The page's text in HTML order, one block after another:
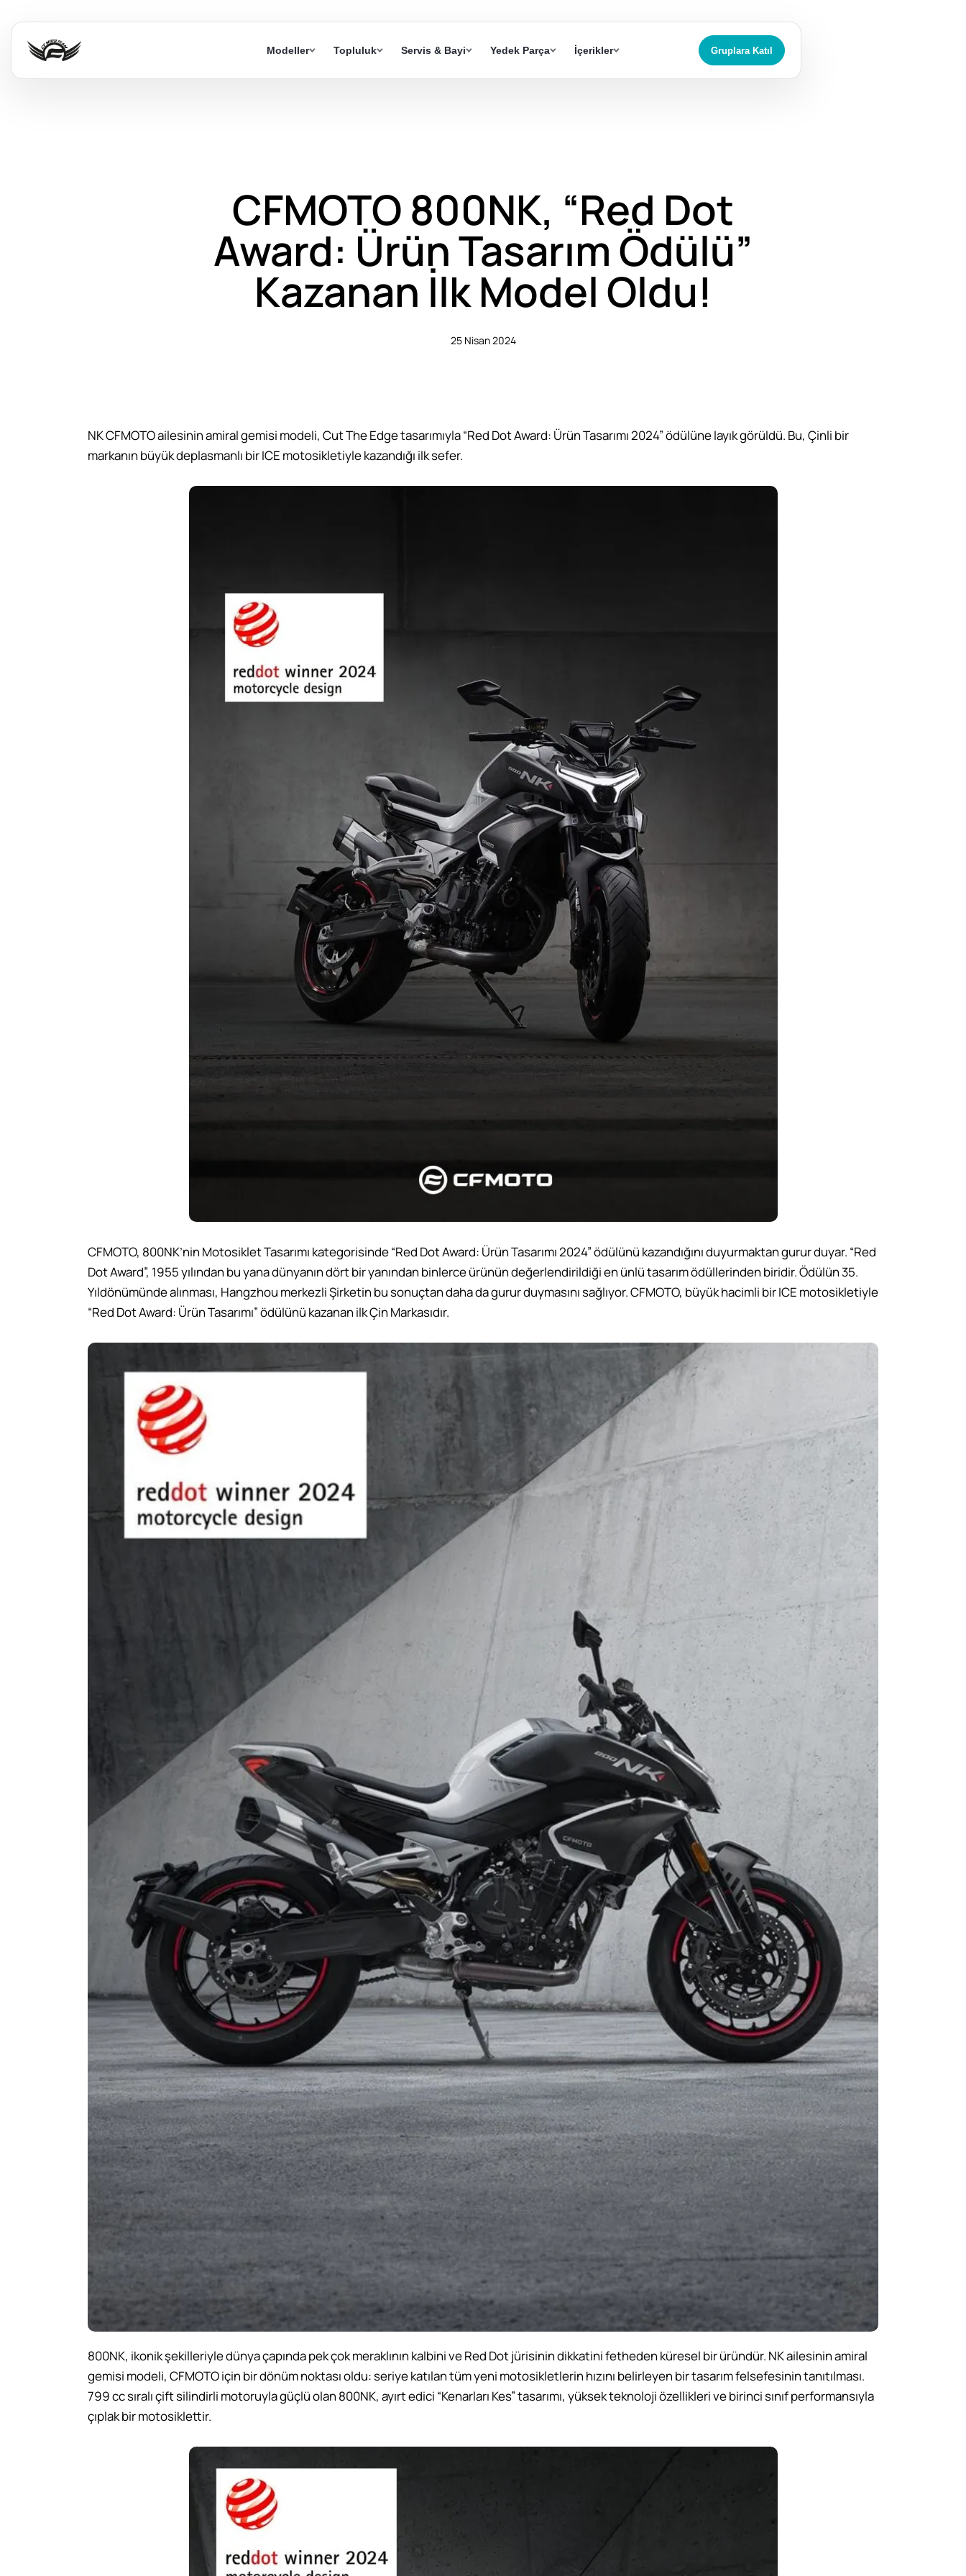
Modeller Topluluk Servis & Bayi Yedek Parça İçerikler Gruplara Katıl
CFMOTO 800NK, “Red Dot
Award: Ürün Tasarım Ödülü”
Kazanan İlk Model Oldu!
25 Nisan 2024
NK CFMOTO ailesinin amiral gemisi modeli, Cut The Edge tasarımıyla “Red Dot Award: Ürün Tasarımı 2024” ödülüne layık görüldü. Bu, Çinli bir
markanın büyük deplasmanlı bir ICE motosikletiyle kazandığı ilk sefer.
CFMOTO, 800NK’nin Motosiklet Tasarımı kategorisinde “Red Dot Award: Ürün Tasarımı 2024” ödülünü kazandığını duyurmaktan gurur duyar. “Red
Dot Award”, 1955 yılından bu yana dünyanın dört bir yanından binlerce ürünün değerlendirildiği en ünlü tasarım ödüllerinden biridir. Ödülün 35.
Yıldönümünde alınması, Hangzhou merkezli Şirketin bu sonuçtan daha da gurur duymasını sağlıyor. CFMOTO, büyük hacimli bir ICE motosikletiyle
“Red Dot Award: Ürün Tasarımı” ödülünü kazanan ilk Çin Markasıdır.
800NK, ikonik şekilleriyle dünya çapında pek çok meraklının kalbini ve Red Dot jürisinin dikkatini fetheden küresel bir üründür. NK ailesinin amiral
gemisi modeli, CFMOTO için bir dönüm noktası oldu: seriye katılan tüm yeni motosikletlerin hızını belirleyen bir tasarım felsefesinin tanıtılması.
799 cc sıralı çift silindirli motoruyla güçlü olan 800NK, ayırt edici “Kenarları Kes” tasarımı, yüksek teknoloji özellikleri ve birinci sınıf performansıyla
çıplak bir motosiklettir.